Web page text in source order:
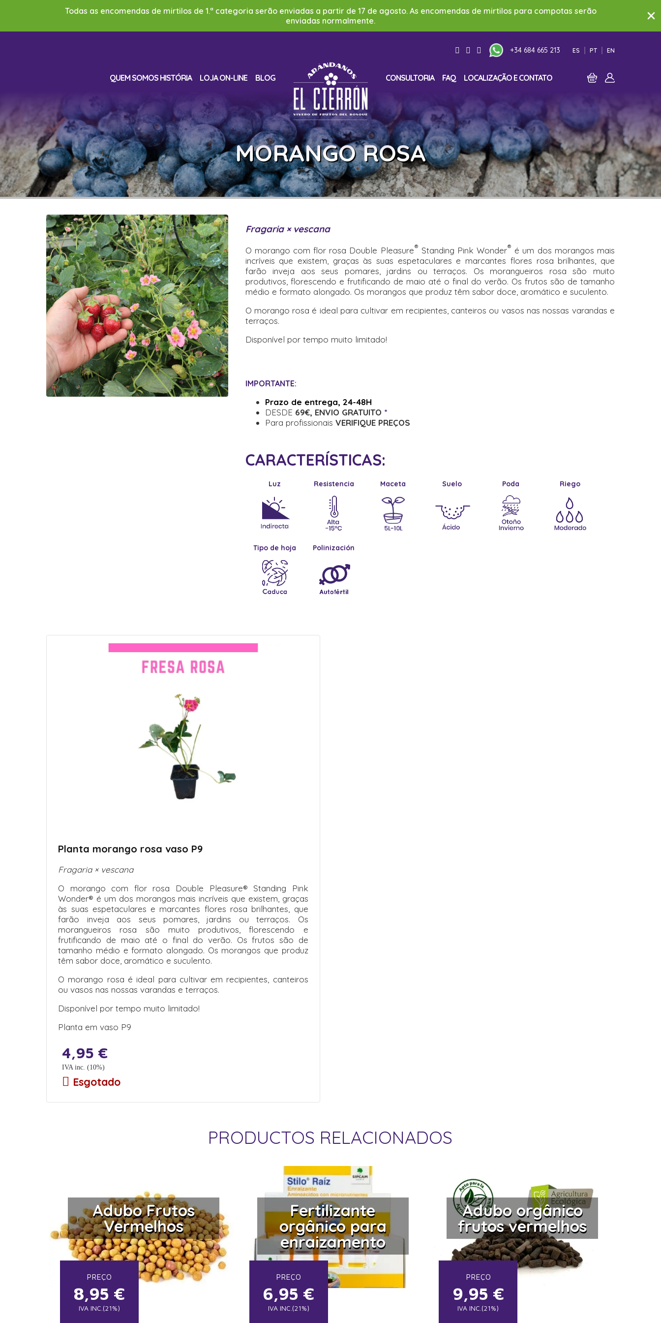
Todas as encomendas de mirtilos de 1.ª categoria serão enviadas a partir de 17 de agosto. As encomendas de mirtilos para compotas serão
enviadas normalmente.
+34 684 665 213 ES PT EN
QUEM SOMOS HISTÓRIA LOJA ON-LINE BLOG CONSULTORIA FAQ LOCALIZAÇÃO E CONTATO
MORANGO ROSA
Fragaria × vescana
O morango com flor rosa Double Pleasure® Standing Pink Wonder® é um dos morangos mais
incríveis que existem, graças às suas espetaculares e marcantes flores rosa brilhantes, que
farão inveja aos seus pomares, jardins ou terraços. Os morangueiros rosa são muito
produtivos, florescendo e frutificando de maio até o final do verão. Os frutos são de tamanho
médio e formato alongado. Os morangos que produz têm sabor doce, aromático e suculento.
O morango rosa é ideal para cultivar em recipientes, canteiros ou vasos nas nossas varandas e
terraços.
Disponível por tempo muito limitado!
IMPORTANTE:
Prazo de entrega, 24-48H
DESDE 69€, ENVIO GRATUITO *
Para profissionais VERIFIQUE PREÇOS
CARACTERÍSTICAS:
Luz Resistencia Maceta Suelo Poda Riego
Tipo de hoja Polinización
Planta morango rosa vaso P9
Fragaria × vescana
O morango com flor rosa Double Pleasure® Standing Pink
Wonder® é um dos morangos mais incríveis que existem, graças
às suas espetaculares e marcantes flores rosa brilhantes, que
farão inveja aos seus pomares, jardins ou terraços. Os
morangueiros rosa são muito produtivos, florescendo e
frutificando de maio até o final do verão. Os frutos são de
tamanho médio e formato alongado. Os morangos que produz
têm sabor doce, aromático e suculento.
O morango rosa é ideal para cultivar em recipientes, canteiros
ou vasos nas nossas varandas e terraços.
Disponível por tempo muito limitado!
Planta em vaso P9
4,95 €
IVA inc. (10%)
Esgotado
PRODUCTOS RELACIONADOS
Adubo Frutos
Vermelhos
PREÇO
8,95 €
IVA INC.(21%)
Fertilizante
orgânico para
enraizamento
PREÇO
6,95 €
IVA INC.(21%)
Adubo orgânico
frutos vermelhos
PREÇO
9,95 €
IVA INC.(21%)